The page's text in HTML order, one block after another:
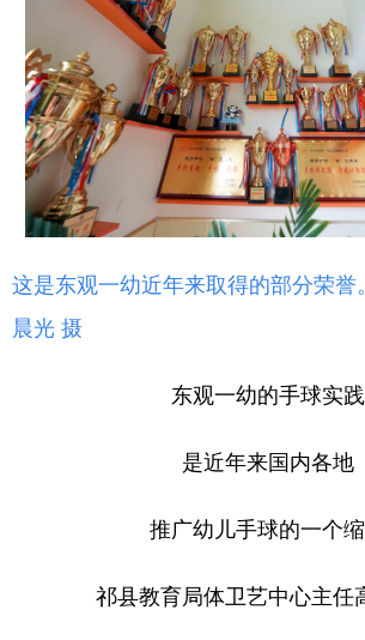
这是东观一幼近年来取得的部分荣誉
晨光 摄
东观一幼的手球实践
是近年来国内各地
推广幼儿手球的一个
祁县教育局体卫艺中心主任